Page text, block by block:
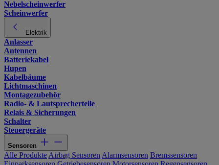
Nebelscheinwerfer
Scheinwerfer
Elektrik
Anlasser
Antennen
Batteriekabel
Hupen
Kabelbäume
Lichtmaschinen
Montagezubehör
Radio- & Lautsprecherteile
Relais & Sicherungen
Schalter
Steuergeräte
Sensoren
Alle Produkte Airbag Sensoren Alarmsensoren Bremssensoren